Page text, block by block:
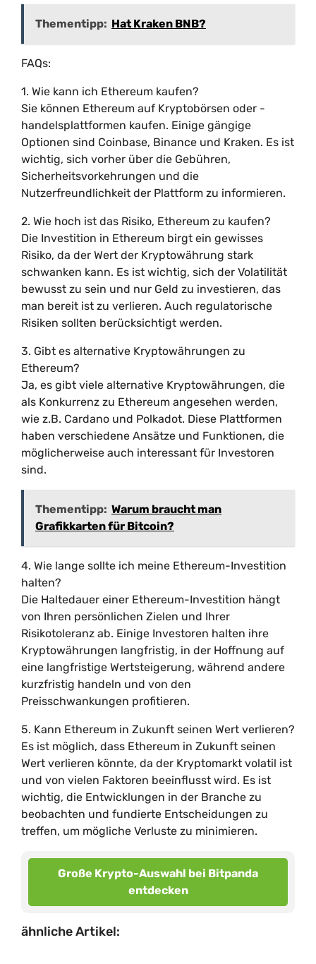
Thementipp: Hat Kraken BNB?
FAQs:
1. Wie kann ich Ethereum kaufen?
Sie können Ethereum auf Kryptobörsen oder -
handelsplattformen kaufen. Einige gängige
Optionen sind Coinbase, Binance und Kraken. Es ist
wichtig, sich vorher über die Gebühren,
Sicherheitsvorkehrungen und die
Nutzerfreundlichkeit der Plattform zu informieren.
2. Wie hoch ist das Risiko, Ethereum zu kaufen?
Die Investition in Ethereum birgt ein gewisses
Risiko, da der Wert der Kryptowährung stark
schwanken kann. Es ist wichtig, sich der Volatilität
bewusst zu sein und nur Geld zu investieren, das
man bereit ist zu verlieren. Auch regulatorische
Risiken sollten berücksichtigt werden.
3. Gibt es alternative Kryptowährungen zu
Ethereum?
Ja, es gibt viele alternative Kryptowährungen, die
als Konkurrenz zu Ethereum angesehen werden,
wie z.B. Cardano und Polkadot. Diese Plattformen
haben verschiedene Ansätze und Funktionen, die
möglicherweise auch interessant für Investoren
sind.
Thementipp: Warum braucht man
Grafikkarten für Bitcoin?
4. Wie lange sollte ich meine Ethereum-Investition
halten?
Die Haltedauer einer Ethereum-Investition hängt
von Ihren persönlichen Zielen und Ihrer
Risikotoleranz ab. Einige Investoren halten ihre
Kryptowährungen langfristig, in der Hoffnung auf
eine langfristige Wertsteigerung, während andere
kurzfristig handeln und von den
Preisschwankungen profitieren.
5. Kann Ethereum in Zukunft seinen Wert verlieren?
Es ist möglich, dass Ethereum in Zukunft seinen
Wert verlieren könnte, da der Kryptomarkt volatil ist
und von vielen Faktoren beeinflusst wird. Es ist
wichtig, die Entwicklungen in der Branche zu
beobachten und fundierte Entscheidungen zu
treffen, um mögliche Verluste zu minimieren.
Große Krypto-Auswahl bei Bitpanda
entdecken
ähnliche Artikel: